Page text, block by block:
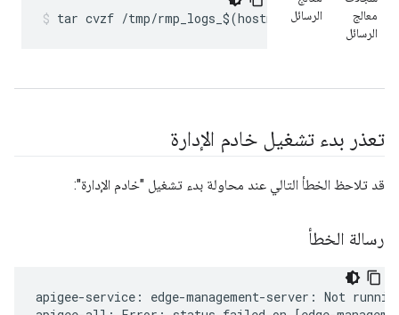
معالج
الرسائل
الرسائل
tar cvzf /tmp/rmp_logs_$(hostname)_$(date
تعذر بدء تشغيل خادم الإدارة
قد تلاحظ الخطأ التالي عند محاولة بدء تشغيل "خادم الإدارة":
رسالة الخطأ
apigee-service: edge-management-server: Not